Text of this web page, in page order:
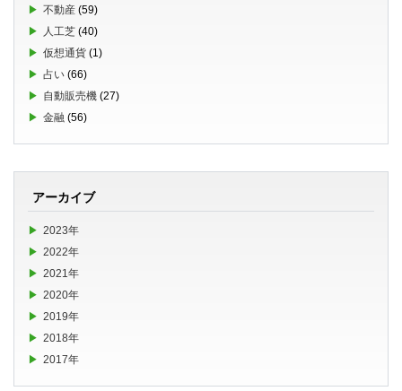
不動産 (59)
人工芝 (40)
仮想通貨 (1)
占い (66)
自動販売機 (27)
金融 (56)
アーカイブ
2023年
2022年
2021年
2020年
2019年
2018年
2017年